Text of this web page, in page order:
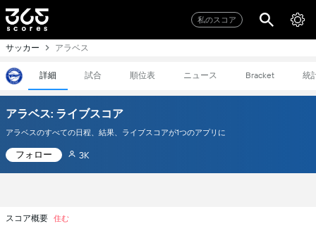
私のスコア
サッカー アラベス
詳細 試合 順位表 ニュース Bracket 統
アラベス: ライブスコア
アラベスのすべての日程、結果、ライブスコアが1つのアプリに
フォロー 3K
スコア概要 住む